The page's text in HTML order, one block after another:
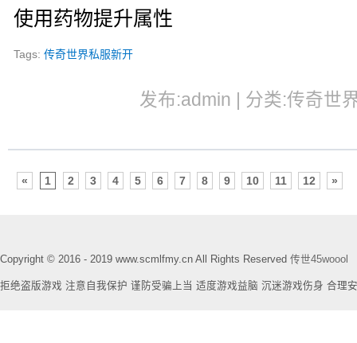
使用药物提升属性
Tags:传奇世界私服新开
发布:admin | 分类:传奇世
« 1 2 3 4 5 6 7 8 9 10 11 12 »
Copyright © 2016 - 2019 www.scmlfmy.cn All Rights Reserved 传世45woool
拒绝盗版游戏 注意自我保护 谨防受骗上当 适度游戏益脑 沉迷游戏伤身 合理